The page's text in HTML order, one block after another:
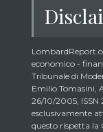
economico -
Tribunale di
Emilio Tomasini,
26/10/2005,
esclusivamente
questo rispetta la